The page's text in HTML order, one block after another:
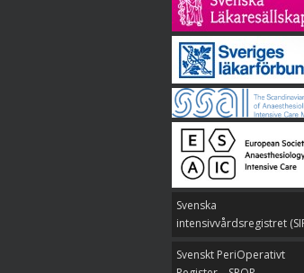
Svenska
intensivvårdsregistret
Svenskt PeriOperativt